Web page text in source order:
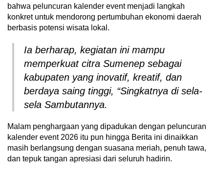
bahwa peluncuran kalender event menjadi langkah
konkret untuk mendorong pertumbuhan ekonomi daerah
berbasis potensi wisata lokal.
Ia berharap, kegiatan ini mampu
memperkuat citra Sumenep sebagai
kabupaten yang inovatif, kreatif, dan
berdaya saing tinggi, “Singkatnya di sela-
sela Sambutannya.
Malam penghargaan yang dipadukan dengan peluncuran
kalender event 2026 itu pun hingga Berita ini dinaikkan
masih berlangsung dengan suasana meriah, penuh tawa,
dan tepuk tangan apresiasi dari seluruh hadirin.